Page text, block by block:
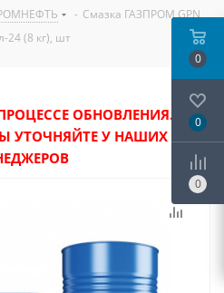
- Смазка ГАЗПРОМ GPN
24 (8 кг), шт
ОБНОВЛЕНИЯ.
УТОЧНЯЙТЕ У НАШИХ
0
0
0